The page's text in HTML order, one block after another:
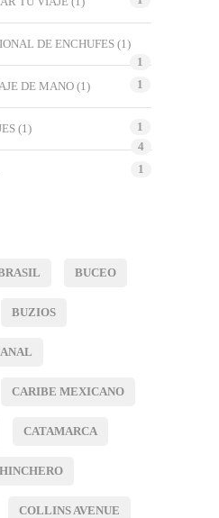
DE ENCHUFES (1)
1
DE MANO (1) 1
(1)
1
4
1
BUCEO
BUZIOS
CARIBE MEXICANO
CATAMARCA
COLLINS AVENUE